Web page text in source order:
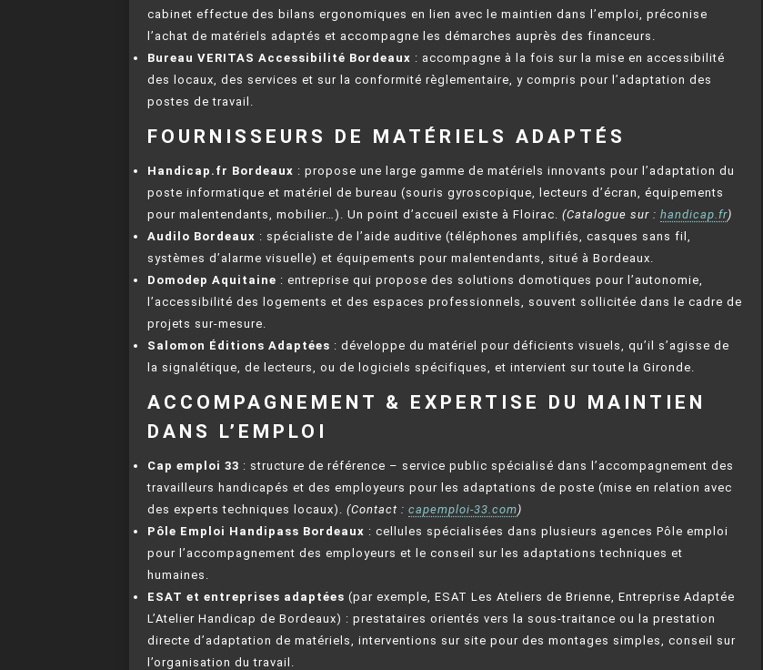
cabinet effectue des bilans ergonomiques en lien avec le maintien dans l’emploi, préconise
l’achat de matériels adaptés et accompagne les démarches auprès des financeurs.
Bureau VERITAS Accessibilité Bordeaux : accompagne à la fois sur la mise en accessibilité
des locaux, des services et sur la conformité règlementaire, y compris pour l’adaptation des
postes de travail.
FOURNISSEURS DE MATÉRIELS ADAPTÉS
Handicap.fr Bordeaux : propose une large gamme de matériels innovants pour l’adaptation du
poste informatique et matériel de bureau (souris gyroscopique, lecteurs d’écran, équipements
pour malentendants, mobilier…). Un point d’accueil existe à Floirac. (Catalogue sur : handicap.fr)
Audilo Bordeaux : spécialiste de l’aide auditive (téléphones amplifiés, casques sans fil,
systèmes d’alarme visuelle) et équipements pour malentendants, situé à Bordeaux.
Domodep Aquitaine : entreprise qui propose des solutions domotiques pour l’autonomie,
l’accessibilité des logements et des espaces professionnels, souvent sollicitée dans le cadre de
projets sur-mesure.
Salomon Éditions Adaptées : développe du matériel pour déficients visuels, qu’il s’agisse de
la signalétique, de lecteurs, ou de logiciels spécifiques, et intervient sur toute la Gironde.
ACCOMPAGNEMENT & EXPERTISE DU MAINTIEN
DANS L’EMPLOI
Cap emploi 33 : structure de référence – service public spécialisé dans l’accompagnement des
travailleurs handicapés et des employeurs pour les adaptations de poste (mise en relation avec
des experts techniques locaux). (Contact : capemploi-33.com)
Pôle Emploi Handipass Bordeaux : cellules spécialisées dans plusieurs agences Pôle emploi
pour l’accompagnement des employeurs et le conseil sur les adaptations techniques et
humaines.
ESAT et entreprises adaptées (par exemple, ESAT Les Ateliers de Brienne, Entreprise Adaptée
L’Atelier Handicap de Bordeaux) : prestataires orientés vers la sous-traitance ou la prestation
directe d’adaptation de matériels, interventions sur site pour des montages simples, conseil sur
l’organisation du travail.